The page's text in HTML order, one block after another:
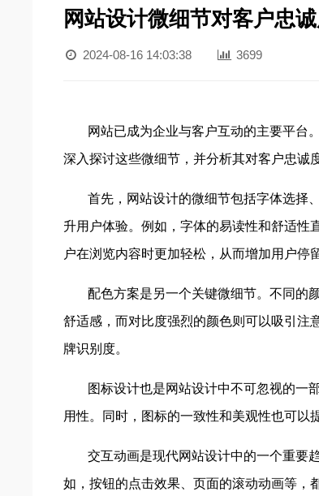
网站设计微细节对客户忠
2024-08-16 14:03:38 3699
网站已成为企业与客户互动的主要平台
深入探讨这些微细节，并分析其对客户忠诚
首先，网站设计的微细节包括字体选择
升用户体验。例如，字体的易读性和舒适性
户在浏览内容时更加轻松，从而增加用户停
配色方案是另一个关键微细节。不同的
舒适感，而对比度强烈的颜色则可以吸引注
牌识别度。
图标设计也是网站设计中不可忽视的一
用性。同时，图标的一致性和美观性也可以
交互动画是现代网站设计中的一个重要
如，按钮的点击效果、页面的滚动动画等，